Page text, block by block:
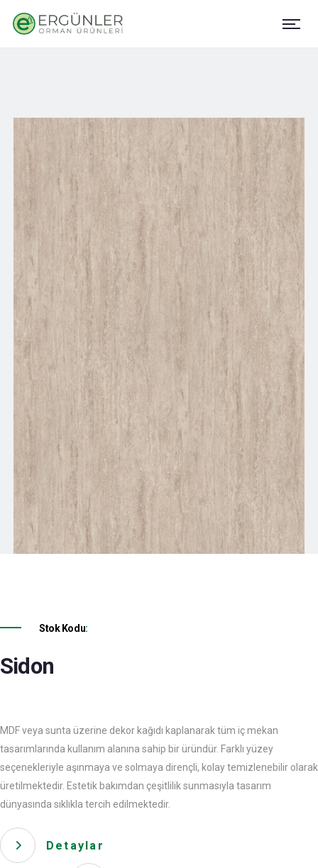
Stok Kodu:
Sidon
MDF veya sunta üzerine dekor kağıdı kaplanarak tüm iç mekan
tasarımlarında kullanım alanına sahip bir üründür. Farklı yüzey
seçenekleriyle aşınmaya ve solmaya dirençli, kolay temizlenebilir olarak
üretilmektedir. Estetik bakımdan çeşitlilik sunmasıyla tasarım
dünyasında sıklıkla tercih edilmektedir.
Detaylar